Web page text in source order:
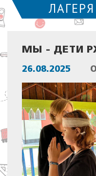
ЛАГЕРЯ
МЫ - ДЕТИ
26.08.2025